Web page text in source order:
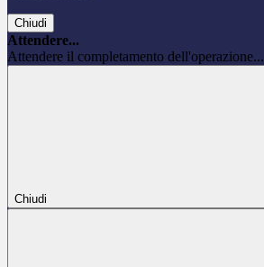
Chiudi
Attendere...
Attendere il completamento dell'operazione...
Chiudi